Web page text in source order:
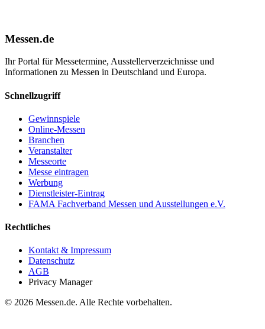
Messen.de
Ihr Portal für Messetermine, Ausstellerverzeichnisse und
Informationen zu Messen in Deutschland und Europa.
Schnellzugriff
Gewinnspiele
Online-Messen
Branchen
Veranstalter
Messeorte
Messe eintragen
Werbung
Dienstleister-Eintrag
FAMA Fachverband Messen und Ausstellungen e.V.
Rechtliches
Kontakt & Impressum
Datenschutz
AGB
Privacy Manager
© 2026 Messen.de. Alle Rechte vorbehalten.